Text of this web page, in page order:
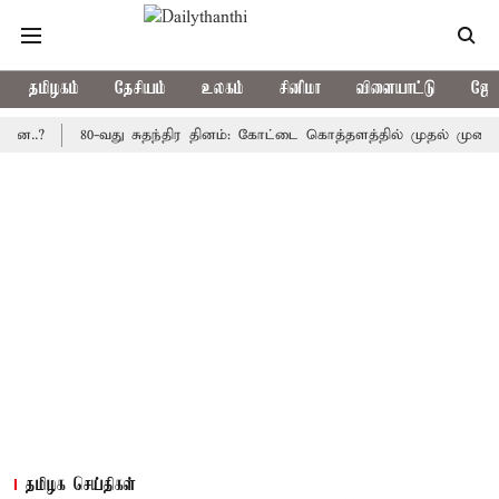
தமிழகம் தேசியம் உலகம் சினிமா விளையாட்டு
80-வது சுதந்திர தினம்: கோட்டை கொத்தளத்தில் முதல் முறையாக
தமிழக செய்திகள்